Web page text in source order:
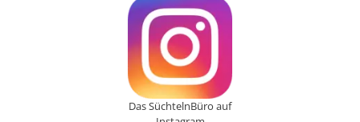
Das SüchtelnBüro auf